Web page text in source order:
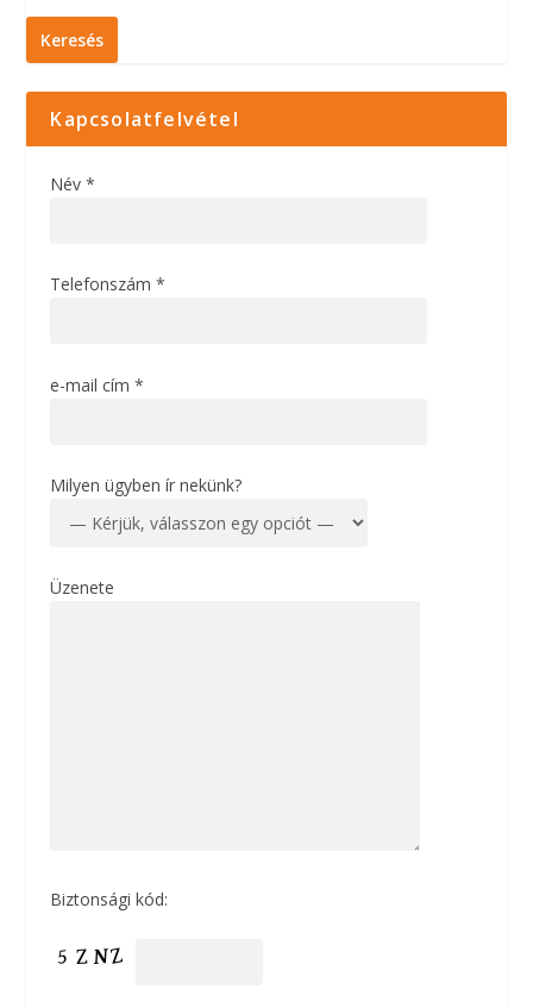
Keresés
Kapcsolatfelvétel
Név *
Telefonszám *
e-mail cím *
Milyen ügyben ír nekünk?
Üzenete
Biztonsági kód: